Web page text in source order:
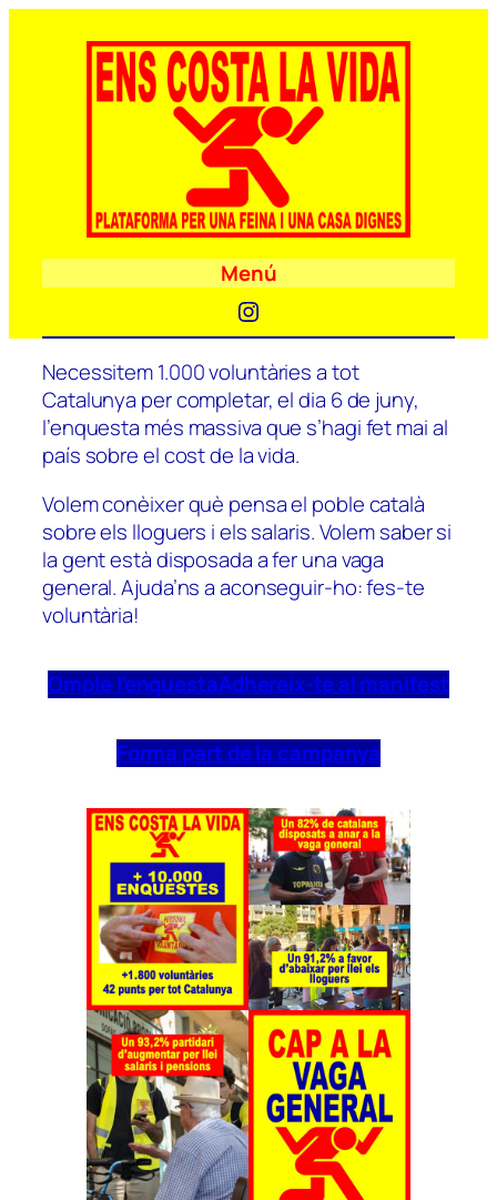
Menú
Instagram
Necessitem 1.000 voluntàries a tot
Catalunya per completar, el dia 6 de juny,
l’enquesta més massiva que s’hagi fet mai al
país sobre el cost de la vida.
Volem conèixer què pensa el poble català
sobre els lloguers i els salaris. Volem saber si
la gent està disposada a fer una vaga
general. Ajuda’ns a aconseguir-ho: fes-te
voluntària!
Omple l’enquestaAdhereix-te al manifest
Forma part de la campanya